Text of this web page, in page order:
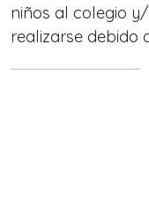
niños al colegio
realizarse debido